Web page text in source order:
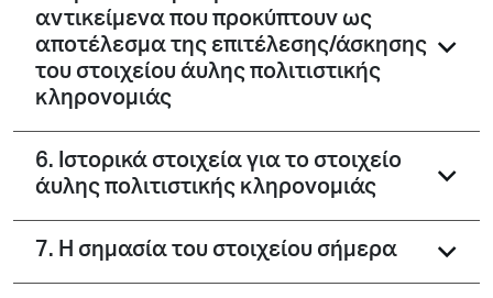
αντικείμενα που προκύπτουν ως
αποτέλεσμα της επιτέλεσης/άσκησης
του στοιχείου άυλης πολιτιστικής
κληρονομιάς
6. Ιστορικά στοιχεία για το στοιχείο
άυλης πολιτιστικής κληρονομιάς
7. Η σημασία του στοιχείου σήμερα